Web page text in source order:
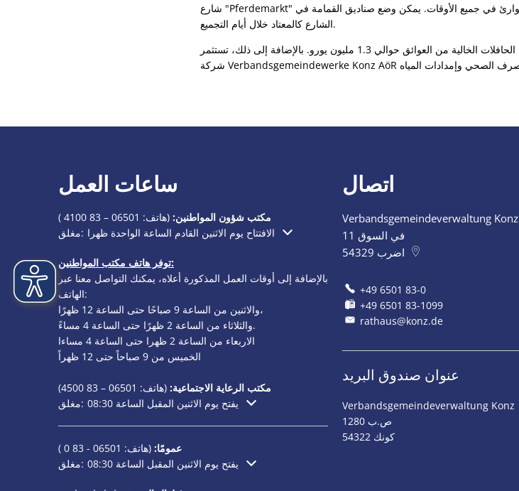
شارع "Pferdemarkt" متاحًا أيضًا للسكان. كما يتم ضمان الوصول إلى خدمات الطوارئ في جميع الأوقات. يمكن وضع صناديق القمامة في
الشارع كالمعتاد خلال أيام التجميع.
ستبلغ تكلفة تجديد مركز مدينة كونتز-كونين مع محطات الحافلات الخالية من العوائق حوالي 1.3 مليون يورو. بالإضافة إلى ذلك، تستثمر
ساعات العمل
مكتب شؤون المواطنين: (هاتف:
)
انقر لإخفاء أوقات الفتح أو الإغلاق الإضافية
مغلق: الافتتاح يوم الاثنين القادم الساعة الواحدة ظهرا
توفر هاتف مكتب المواطنين:
بالإضافة إلى أوقات العمل المذكورة أعلاه، يمكنك التواصل معنا عبر
الهاتف:
والاثنين من الساعة 9 صباحًا حتى الساعة 12 ظهرًا،
والثلاثاء من الساعة 2 ظهرًا حتى الساعة 4 مساءً.
الاربعاء من الساعة 2 ظهرا حتى الساعة 4 مساءا
الخميس من 9 صباحاً حتى 12 ظهراً
مكتب الرعاية الاجتماعية: (هاتف:
انقر لإخفاء أوقات الفتح أو الإغلاق الإضافية
مغلق: يفتح يوم الاثنين المقبل الساعة 08:30
عمومًا: (هاتف:
)
انقر لإخفاء أوقات الفتح أو الإغلاق الإضافية
مغلق: يفتح يوم الاثنين المقبل الساعة 08:30
اتصال
Verbandsgemeindeverwaltung Konz
في السوق 11
54329 اضرب
+49 6501 83-0
+49 6501 83-1099
rathaus@konz.de
عنوان صندوق البريد
Verbandsgemeindeverwaltung Konz
ص.ب 1280
54322 كونك